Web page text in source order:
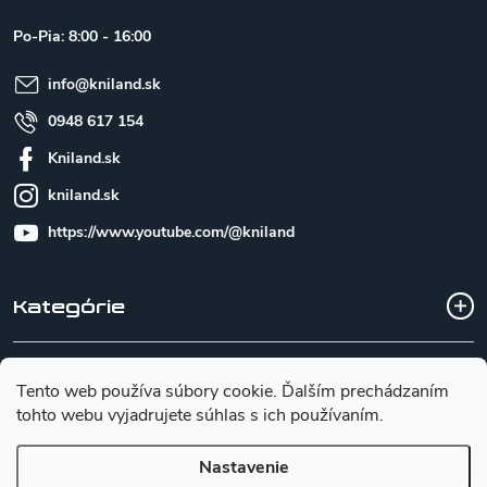
Tento web používa súbory cookie. Ďalším prechádzaním
tohto webu vyjadrujete súhlas s ich používaním.
Nastavenie
Po-Pia: 8:00 - 16:00
info@kniland.sk
0948 617 154
Kniland.sk
kniland.sk
https://www.youtube.com/@kniland
Kategórie
Základné informácie pre výber noža